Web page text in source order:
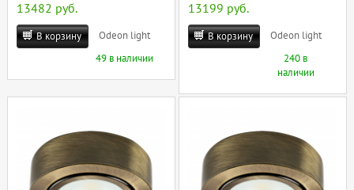
13482 руб.
В корзину
Odeon light
49 в наличии
13199 руб.
В корзину
Odeon light
240 в
наличии